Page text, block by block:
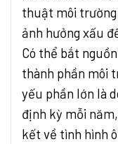
thuật môi
ảnh hưởng xấu
Có thể bắt
thành phần môi
yếu phần lớn là
định kỳ mỗi
kết về tình hình